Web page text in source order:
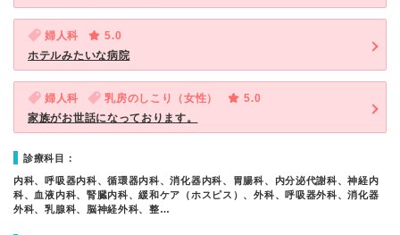
婦人科
5.0
ホテルみたいな病院
婦人科 乳房のしこり（女性）
5.0
家族がお世話になっております。
診療科目：
内科、呼吸器内科、循環器内科、消化器内科、胃腸科、内分泌代謝科、神経内
科、血液内科、腎臓内科、緩和ケア（ホスピス）、外科、呼吸器外科、消化器
外科、乳腺科、脳神経外科、整…